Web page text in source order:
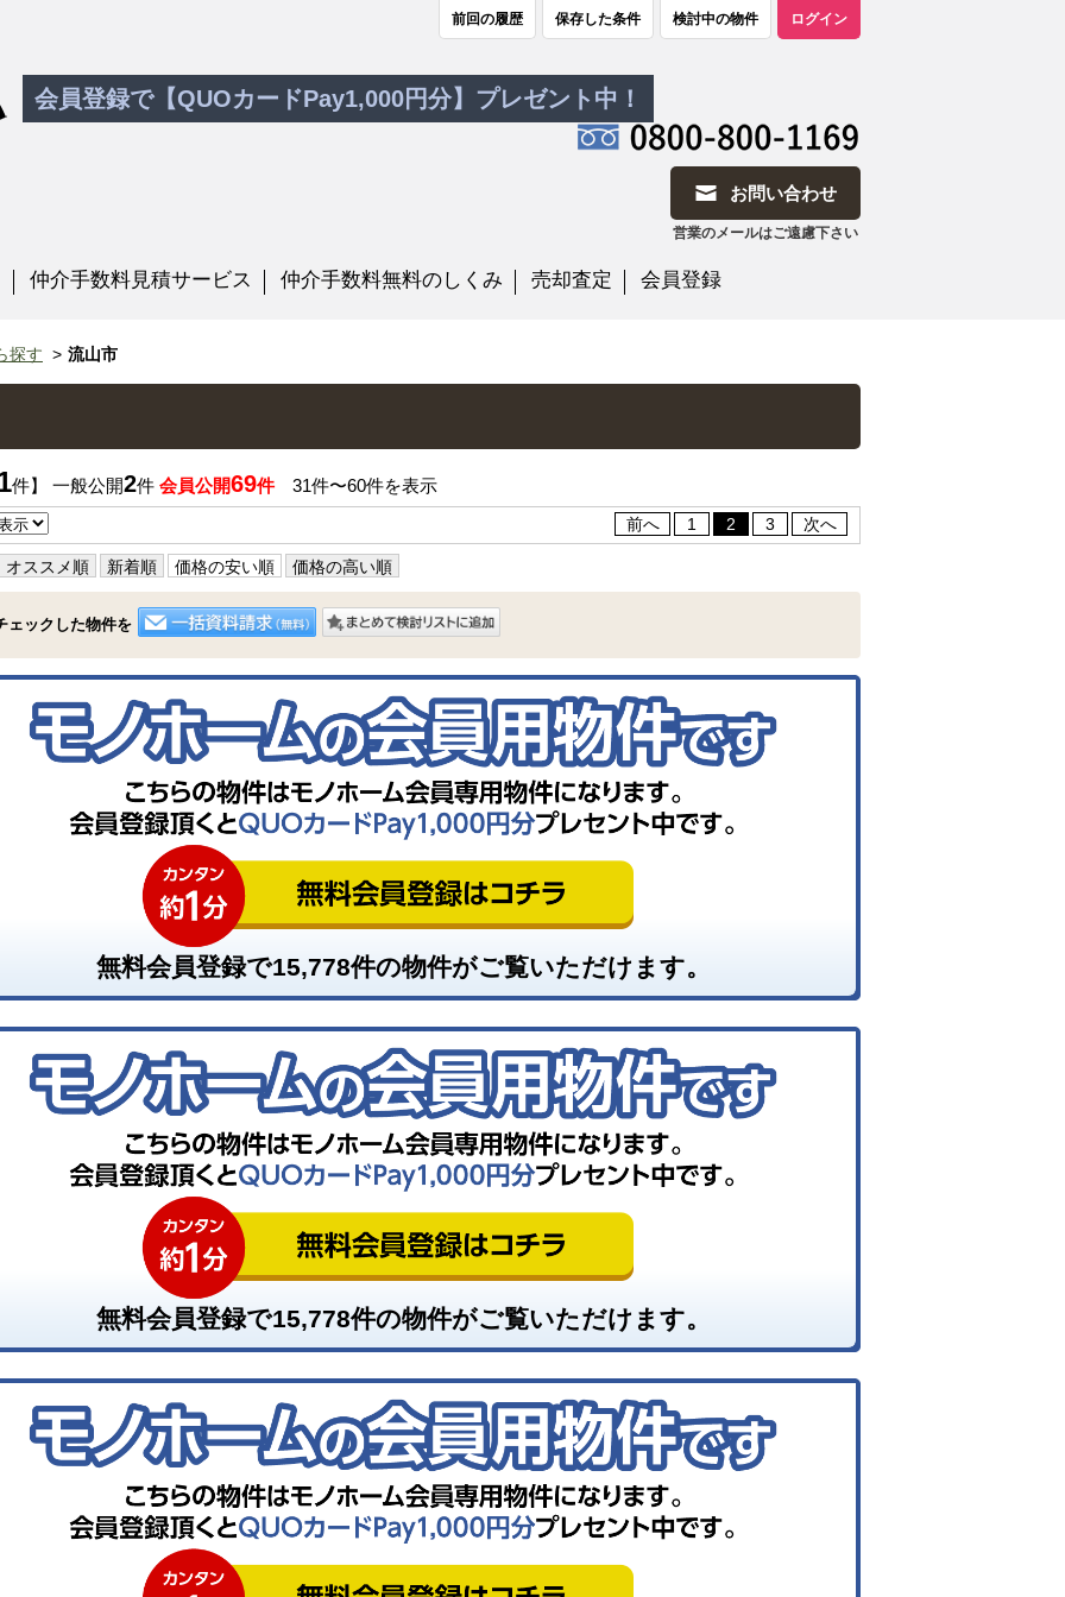
前回の履歴 保存した条件 検討中の物件 ログイン
会員登録で【QUOカードPay1,000円分】プレゼント中！
お問い合わせ
営業のメールはご遠慮下さい
仲介手数料見積サービス 仲介手数料無料のしくみ 売却査定 会員登録
探す 流山市
件】 一般公開2件 会員公開69件31件〜60件を表示
前へ 1 2 3 次へ
オススメ順 新着順 価格の安い順 価格の高い順
ェックした物件を
無料会員登録で15,778件の物件がご覧いただけます。
無料会員登録で15,778件の物件がご覧いただけます。